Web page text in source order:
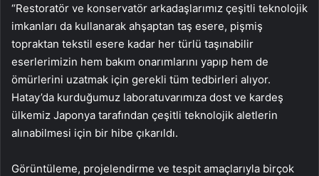
“Restoratör ve konservatör arkadaşlarımız çeşitli teknolojik
imkanları da kullanarak ahşaptan taş esere, pişmiş
topraktan tekstil esere kadar her türlü taşınabilir
eserlerimizin hem bakım onarımlarını yapıp hem de
ömürlerini uzatmak için gerekli tüm tedbirleri alıyor.
Hatay’da kurduğumuz laboratuvarımıza dost ve kardeş
ülkemiz Japonya tarafından çeşitli teknolojik aletlerin
alınabilmesi için bir hibe çıkarıldı.
Görüntüleme, projelendirme ve tespit amaçlarıyla birçok